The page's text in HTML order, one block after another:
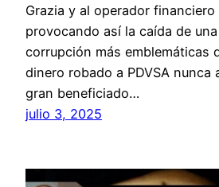
Grazia y al operador financiero
provocando así la caída de
corrupción más emblemáticas
dinero robado a PDVSA nunca
gran beneficiado…
julio 3, 2025